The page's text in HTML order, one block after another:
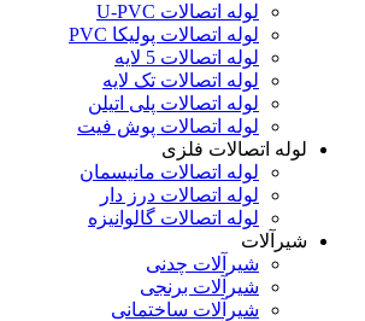
لوله اتصالات U-PVC
لوله اتصالات پولیکا PVC
لوله اتصالات 5 لایه
لوله اتصالات تک لایه
لوله اتصالات پلی اتیلن
لوله اتصالات پوش فیت
لوله اتصالات فلزی
لوله اتصالات مانیسمان
لوله اتصالات درز دار
لوله اتصالات گالوانیزه
شیرآلات
شیرآلات چدنی
شیرآلات برنجی
شیرآلات ساختمانی